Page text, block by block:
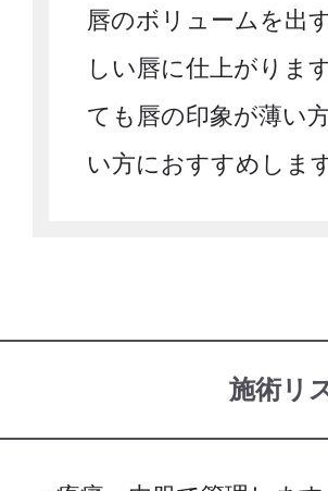
唇のボリュームを出
しい唇に仕上がりま
ても唇の印象が薄い
い方におすすめします
施術リ